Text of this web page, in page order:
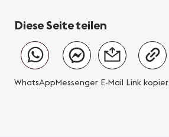
Diese Seite teilen
WhatsAppMessenger E-Mail Link